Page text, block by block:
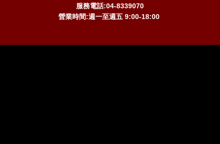
服務電話:04-8339070
營業時間:週一至週五 9:00-18:00